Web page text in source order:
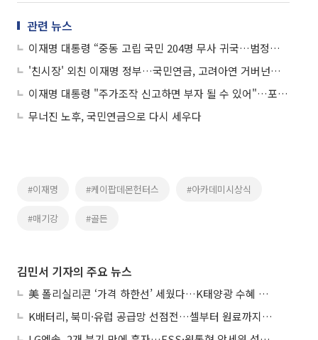
관련 뉴스
이재명 대통령 “중동 고립 국민 204명 무사 귀국…범정부 ‘원팀’성과”
'친시장' 외친 이재명 정부…국민연금, 고려아연 거버넌스 정상화 '시험대'
이재명 대통령 "주가조작 신고하면 부자 될 수 있어"…포상금 상한 폐지 홍보
무너진 노후, 국민연금으로 다시 세우다
#이재명 #케이팝데몬헌터스 #아카데미시상식
#매기강 #골든
김민서 기자의 주요 뉴스
美 폴리실리콘 ‘가격 하한선’ 세웠다…K태양광 수혜 기대
K배터리, 북미·유럽 공급망 선점전…셀부터 원료까지 현지화